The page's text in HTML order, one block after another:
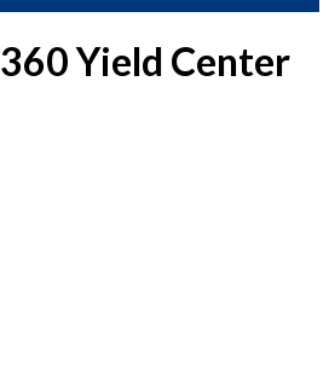
360 Yield Center